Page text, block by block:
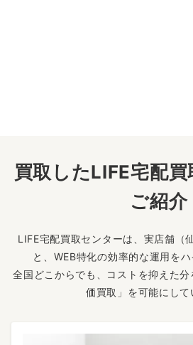
買取したLIFE宅配
ご紹介
LIFE宅配買取センターは、実店舗（
と、WEB特化の効率的な運用をハ
全国どこからでも、コストを抑えた
価買取」を可能にして